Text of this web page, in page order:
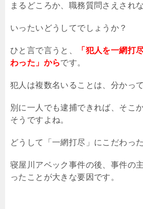
まるどころか、職務質問さえされ
いったいどうしてでしょうか？
ひと言で言うと、
「犯人を一網打
わった」からです。
犯人は複数名いることは、分かっ
別に一人でも逮捕できれば、そこ
そうですよね。
どうして「一網打尽」にこだわっ
寝屋川アベック事件の後、事件の
ったことが大きな要因です。